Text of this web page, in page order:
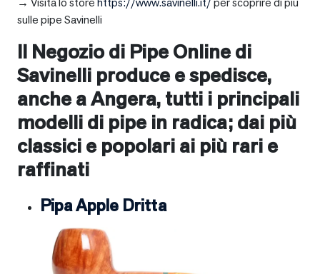
sulle pipe Savinelli
Il Negozio di Pipe Online di
Savinelli produce e spedisce,
anche aAngera, tutti i principali
modelli di pipe in radica; dai più
classici e popolari ai più rari e
raffinati
Pipa Apple Dritta